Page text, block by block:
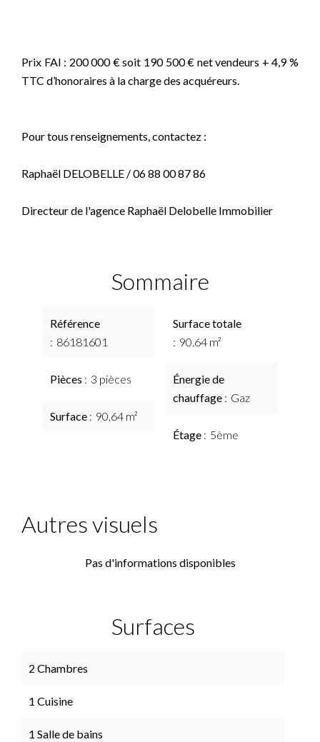
Prix FAI : 200 000 € soit 190 500 € net vendeurs + 4,9 %
TTC d’honoraires à la charge des acquéreurs.
Pour tous renseignements, contactez :
Raphaël DELOBELLE / 06 88 00 87 86
Directeur de l'agence Raphaël Delobelle Immobilier
Sommaire
Référence
86181601
Pièces 3 pièces
Surface 90.64 m²
Surface totale
90.64 m²
Énergie de
chauffage
Gaz
Étage 5ème
Autres visuels
Pas d'informations disponibles
Surfaces
2 Chambres
1 Cuisine
1 Salle de bains